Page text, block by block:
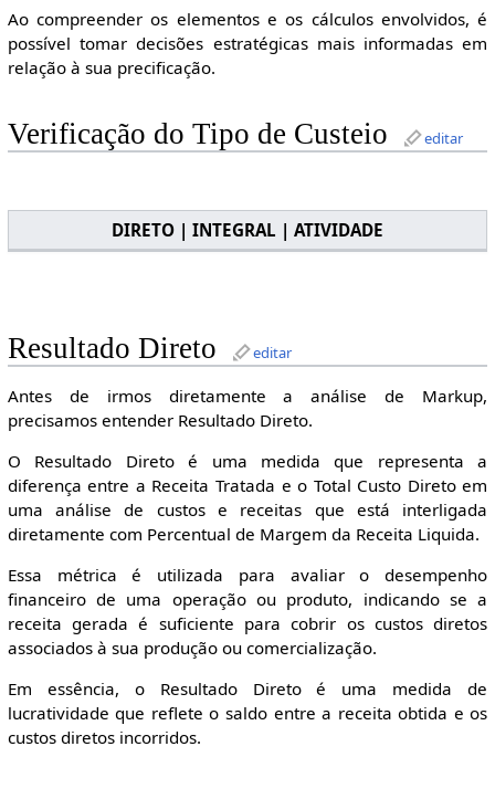
Ao compreender os elementos e os cálculos envolvidos, é
possível tomar decisões estratégicas mais informadas em
relação à sua precificação.
Verificação do Tipo de Custeio editar
DIRETO | INTEGRAL | ATIVIDADE
Resultado Direto editar
Antes de irmos diretamente a análise de Markup,
precisamos entender Resultado Direto.
O Resultado Direto é uma medida que representa a
diferença entre a Receita Tratada e o Total Custo Direto em
uma análise de custos e receitas que está interligada
diretamente com Percentual de Margem da Receita Liquida.
Essa métrica é utilizada para avaliar o desempenho
financeiro de uma operação ou produto, indicando se a
receita gerada é suficiente para cobrir os custos diretos
associados à sua produção ou comercialização.
Em essência, o Resultado Direto é uma medida de
lucratividade que reflete o saldo entre a receita obtida e os
custos diretos incorridos.